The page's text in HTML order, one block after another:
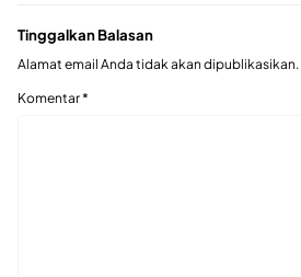
Tinggalkan Balasan
Alamat email Anda tidak akan dipublikasikan.
Komentar*